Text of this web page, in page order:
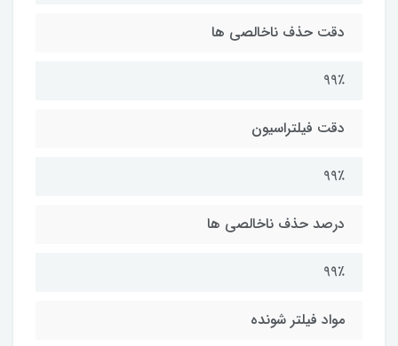
دقت حذف ناخالصی ها
۹۹٪
دقت فیلتراسیون
۹۹٪
درصد حذف ناخالصی ها
۹۹٪
مواد فیلتر شونده